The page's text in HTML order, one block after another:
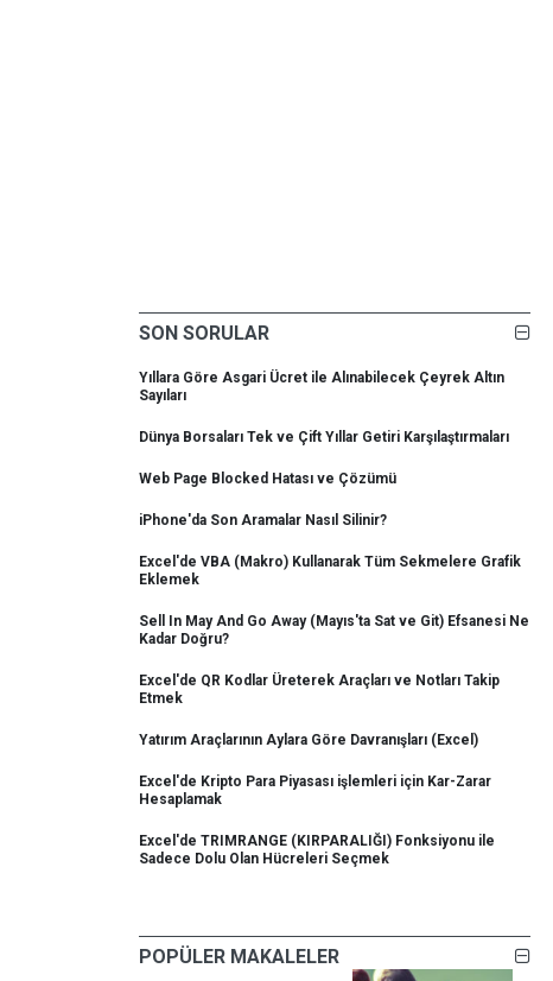
SON SORULAR
Yıllara Göre Asgari Ücret ile Alınabilecek Çeyrek Altın
Sayıları
Dünya Borsaları Tek ve Çift Yıllar Getiri Karşılaştırmaları
Web Page Blocked Hatası ve Çözümü
iPhone'da Son Aramalar Nasıl Silinir?
Excel'de VBA (Makro) Kullanarak Tüm Sekmelere Grafik
Eklemek
Sell In May And Go Away (Mayıs'ta Sat ve Git) Efsanesi Ne
Kadar Doğru?
Excel'de QR Kodlar Üreterek Araçları ve Notları Takip
Etmek
Yatırım Araçlarının Aylara Göre Davranışları (Excel)
Excel'de Kripto Para Piyasası işlemleri için Kar-Zarar
Hesaplamak
Excel'de TRIMRANGE (KIRPARALIĞI) Fonksiyonu ile
Sadece Dolu Olan Hücreleri Seçmek
POPÜLER MAKALELER